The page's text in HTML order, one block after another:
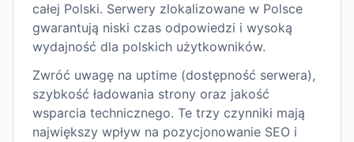
całej Polski. Serwery zlokalizowane w Polsce
gwarantują niski czas odpowiedzi i wysoką
wydajność dla polskich użytkowników.
Zwróć uwagę na uptime (dostępność serwera),
szybkość ładowania strony oraz jakość
wsparcia technicznego. Te trzy czynniki mają
największy wpływ na pozycjonowanie SEO i